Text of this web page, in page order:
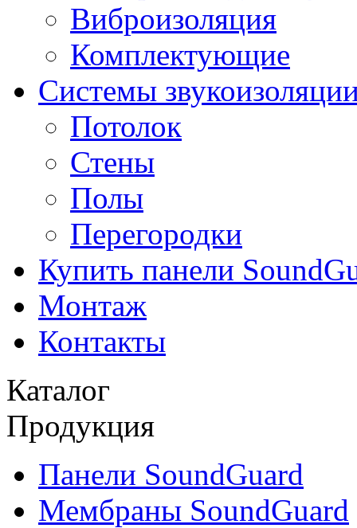
Виброизоляция
Комплектующие
Системы
Потолок
Стены
Полы
Перегородки
Купить панели
Монтаж
Контакты
Каталог
Продукция
Панели SoundGuard
Мембраны SoundGuard